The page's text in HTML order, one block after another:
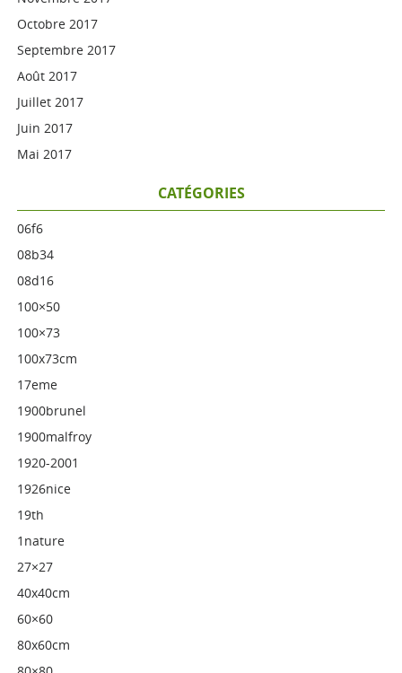
Octobre 2017
Septembre 2017
Août 2017
Juillet 2017
Juin 2017
Mai 2017
CATÉGORIES
06f6
08b34
08d16
100×50
100×73
100x73cm
17eme
1900brunel
1900malfroy
1920-2001
1926nice
19th
1nature
27×27
40x40cm
60×60
80x60cm